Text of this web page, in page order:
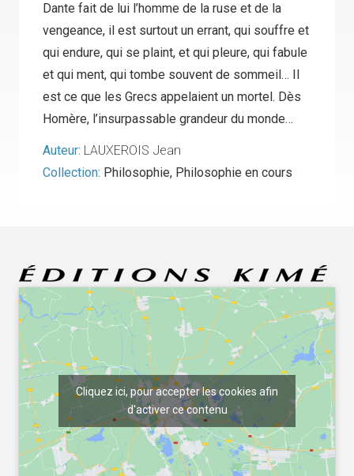
Dante fait de lui l’homme de la ruse et de la
vengeance, il est surtout un errant, qui souffre et
qui endure, qui se plaint, et qui pleure, qui fabule
et qui ment, qui tombe souvent de sommeil… Il
est ce que les Grecs appelaient un mortel. Dès
Homère, l’insurpassable grandeur du monde…
Auteur: LAUXEROIS Jean
Collection: Philosophie, Philosophie en cours
Cliquez ici, pour accepter les cookies afin
d'activer ce contenu